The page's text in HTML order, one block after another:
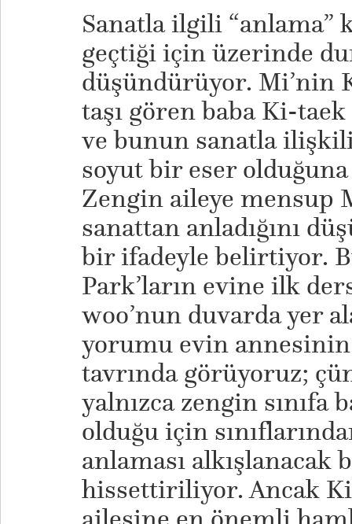
Sanatla ilgili “anlama”
geçtiği için üzerinde
düşündürüyor. Mi’nin
taşı gören baba Ki-
ve bunun sanatla
soyut bir eser
Zengin aileye mensup
sanattan anladığını
bir ifadeyle belirtiyor.
Park’ların evine ilk
woo’nun duvarda yer
yorumu evin annesinin
tavrında görüyoruz;
yalnızca zengin
olduğu için
anlaması
hissettiriliyor. Ancak